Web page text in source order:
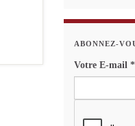
ABONNEZ-
Votre E-mail *